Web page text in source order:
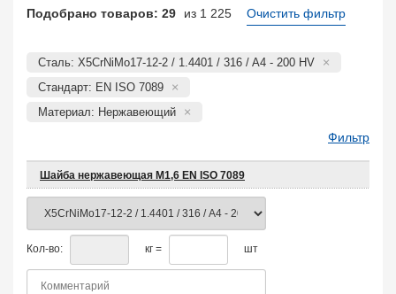
Подобрано товаров: 29 из 1 225 Очистить фильтр
Сталь: X5CrNiMo17-12-2 / 1.4401 / 316 / A4 - 200 HV
Стандарт: EN ISO 7089
Материал: Нержавеющий
Фильтр
Шайба нержавеющая М1,6 EN ISO 7089
Кол-во: кг = шт